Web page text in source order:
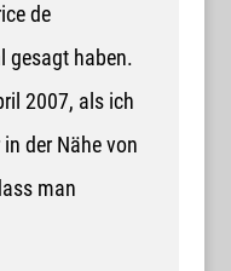
de
gesagt haben.
2007, als ich
der Nähe von
man